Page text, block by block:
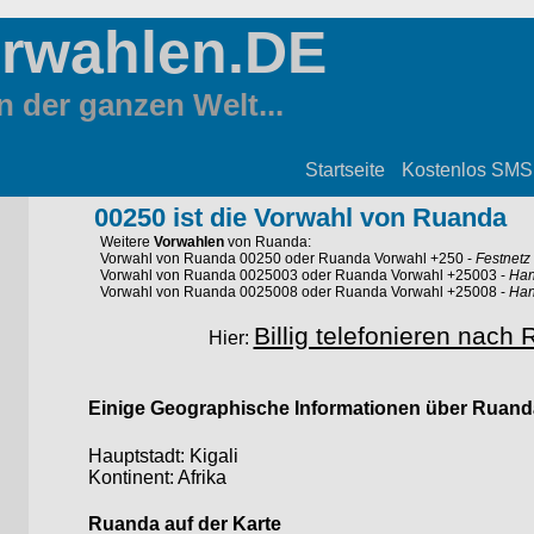
der ganzen Welt...
Startseite Kostenlos SMS
00250 ist die Vorwahl von Ruanda
Weitere Vorwahlen von Ruanda:
Vorwahl von Ruanda 00250 oder Ruanda Vorwahl +250 - Festnetz
Vorwahl von Ruanda 0025003 oder Ruanda Vorwahl +25003 -
Vorwahl von Ruanda 0025008 oder Ruanda Vorwahl +25008 -
Hier: Billig telefonieren nach
Einige Geographische Informationen über
Hauptstadt: Kigali
Kontinent: Afrika
Ruanda auf der Karte